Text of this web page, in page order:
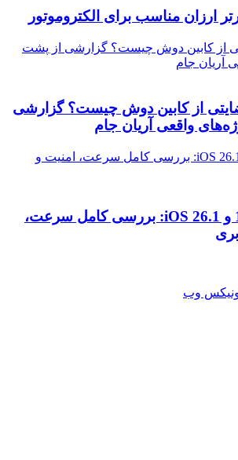
ارزان مناسب برای الکتروموتور
از کابین دوش چیست؟ گزارشی از پشت
آریان جام
از کابین دوش چیست؟ گزارشی
واقعی آریان جام
مقایسه اندروید 16 و iOS 26.1: بررسی کامل سرعت، امنیت و
مقایسه اندروید 16 و iOS 26.1: بررسی کامل سرعت،
وب